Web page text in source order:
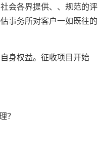
会各界提供、、规范的评
事务所对客户一如既往的
身权益。征收项目开始
？